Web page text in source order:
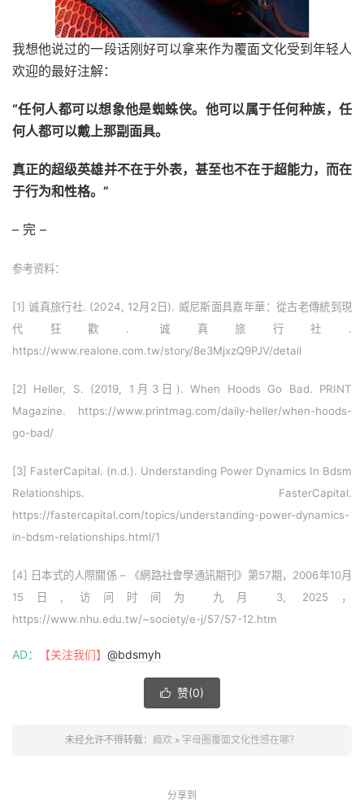
我想他说过的一段话刚好可以拿来作为覆面文化受到年轻人
欢迎的最好注解：
“任何人都可以想象他是蜘蛛侠。他可以属于任何种族，任
何人都可以戴上那副面具。
真正的超级英雄并不在于外表，甚至也不在于超能力，而在
于行为和性格。”
– 完 –
参考资料：
[1] 诚真旅行社. (2024, 12月2日). 威尼斯面具嘉年華：從古老傳統到現
代狂歡. 诚真旅行社.
https://www.realone.com.tw/story/8e3MjxzQ9PJV/detail
[2] Heller, S. (2019, 1月3日). When Hoods Go Bad. PRINT
Magazine. https://www.printmag.com/daily-heller/when-hoods-
go-bad/
[3] FasterCapital. (n.d.). Understanding Power Dynamics In Bdsm
Relationships. FasterCapital.
https://fastercapital.com/topics/understanding-power-dynamics-
in-bdsm-relationships.html/1
[4] 日本式的人際關係 – 《網路社會學通訊期刊》第57期，2006年10月
15日, 访问时间为 九月 3, 2025，
https://www.nhu.edu.tw/~society/e-j/57/57-12.htm
AD： 【关注我们】 @bdsmyh
 赞(0)
未经允许不得转载： 瘾欢 » 字母圈覆面文化性感在哪？
分享到